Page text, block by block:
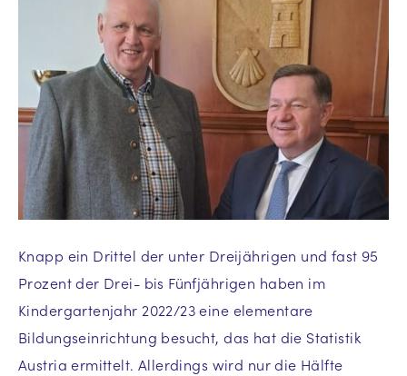
Knapp ein Drittel der unter Dreijährigen und fast 95
Prozent der Drei- bis Fünfjährigen haben im
Kindergartenjahr 2022/23 eine elementare
Bildungseinrichtung besucht, das hat die Statistik
Austria ermittelt. Allerdings wird nur die Hälfte